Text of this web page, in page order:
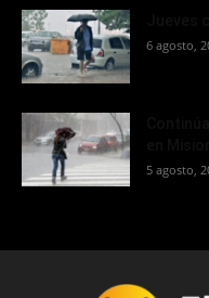
6 agosto,
5 agosto,